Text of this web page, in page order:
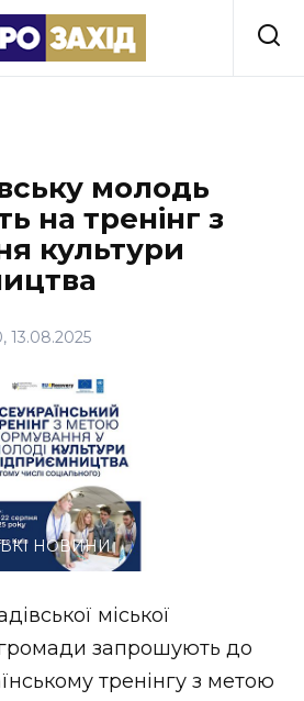
(відеоверсія)
молодь
на тренінг з
культури
13.08.2025
НОВИНИ
міської
громади запрошують до
тренінгу з метою